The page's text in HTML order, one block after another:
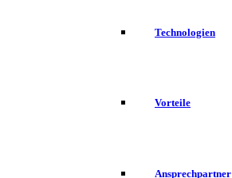
Technologien
Vorteile
Ansprechpartner